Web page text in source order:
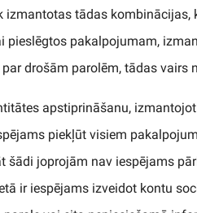
izmantotas tādas kombinācijas,
pieslēgtos pakalpojumam,
drošām parolēm, tādas vairs
apstiprināšanu,
piekļūt visiem
šādi joprojām nav iespējams
ir iespējams izveidot kontu